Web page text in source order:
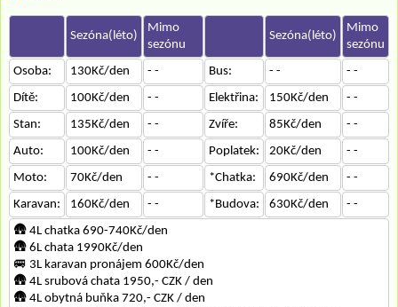
Sezóna(léto)
Mimo
sezónu
Sezóna(léto)
Mimo
sezónu
Osoba:
130Kč/den - - Bus: - -
- -
Dítě:
100Kč/den - - Elektřina: 150Kč/den
- -
Stan:
135Kč/den - - Zvíře: 85Kč/den
- -
Auto:
100Kč/den - - Poplatek: 20Kč/den
- -
Moto:
70Kč/den - - *Chatka: 690Kč/den
- -
Karavan:
160Kč/den - - *Budova: 630Kč/den
- -
🛖 4L chatka 690-740Kč/den
🛖 6L chata 1990Kč/den
🚐 3L karavan pronájem 600Kč/den
🛖 4L srubová chata 1950,- CZK / den
🛖 4L obytná buňka 720,- CZK / den